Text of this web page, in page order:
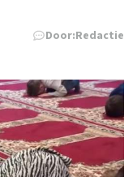
Door:Redactie